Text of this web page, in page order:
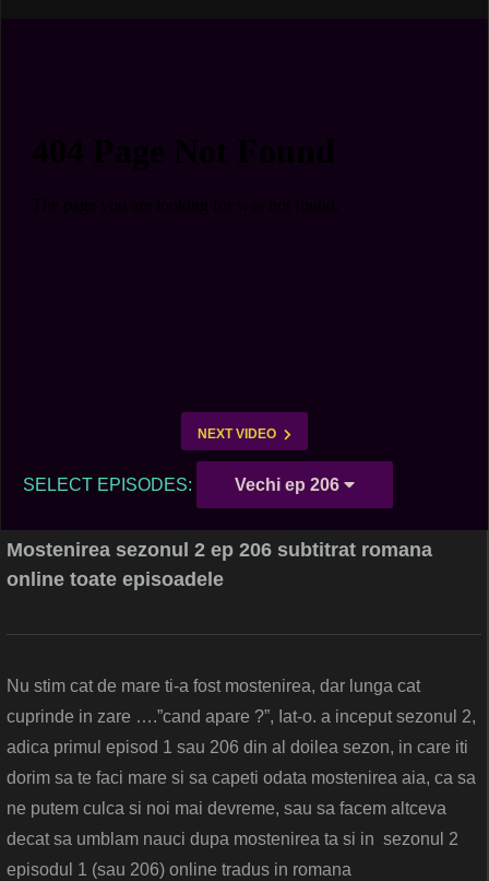
NEXT VIDEO
SELECT EPISODES: Vechi ep 206
Mostenirea sezonul 2 ep 206 subtitrat romana
online toate episoadele
Nu stim cat de mare ti-a fost mostenirea, dar lunga cat
cuprinde in zare ….”cand apare ?”, Iat-o. a inceput sezonul 2,
adica primul episod 1 sau 206 din al doilea sezon, in care iti
dorim sa te faci mare si sa capeti odata mostenirea aia, ca sa
ne putem culca si noi mai devreme, sau sa facem altceva
decat sa umblam nauci dupa mostenirea ta si in sezonul 2
episodul 1 (sau 206) online tradus in romana